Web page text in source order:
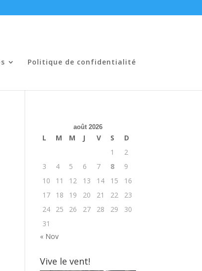
Politique de confidentialité
août 2026
L M M J V S
D
1
2
3
4 5 6 7 8
9
10
11 12 13 14 15
16
17
18 19 20 21 22
23
24
25 26 27 28 29
30
31
« Nov
Vive le vent!